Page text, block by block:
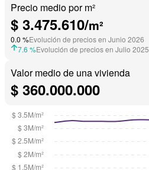
Precio medio por m²
$ 3.475.610/m²
0.0 %Evolución de precios en Junio 2026
7.6 %Evolución de precios en Julio 2025
Valor medio de una vivienda
$ 360.000.000